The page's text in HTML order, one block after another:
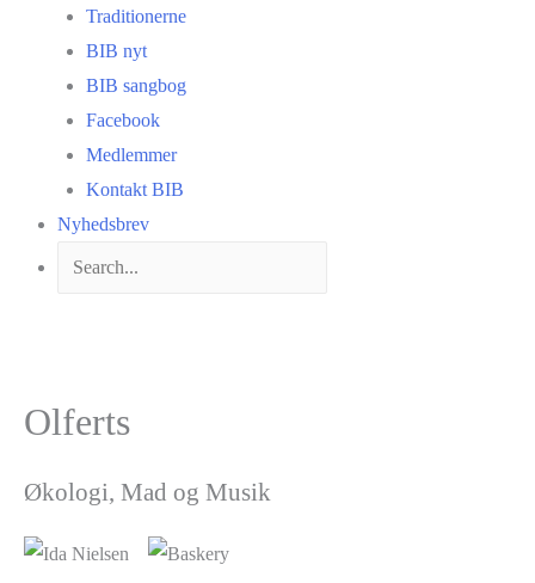
Traditionerne
BIB nyt
BIB sangbog
Facebook
Medlemmer
Kontakt BIB
Nyhedsbrev
Olferts
Økologi, Mad og Musik